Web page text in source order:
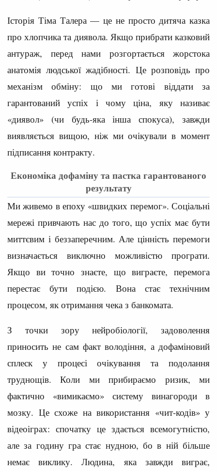
Історія Тіма Талера — це не просто дитяча казка
про хлопчика та диявола. Якщо прибрати казковий
антураж, перед нами розгортається жорстока
анатомія людської жадібності. Це розповідь про
механізм обміну: що ми готові віддати за
гарантований успіх і чому ціна, яку називає
«диявол» (чи будь-яка інша спокуса), завжди
виявляється вищою, ніж ми очікували в момент
підписання контракту.
Економіка дофаміну та пастка гарантованого
результату
Ми живемо в епоху «швидких перемог». Соціальні
мережі привчають нас до того, що успіх має бути
миттєвим і беззаперечним. Але цінність перемоги
визначається виключно можливістю програти.
Якщо ви точно знаєте, що виграєте, перемога
перестає бути подією. Вона стає технічним
процесом, як отримання чека з банкомата.
З точки зору нейробіології, задоволення
приносить не сам факт володіння, а дофаміновий
сплеск у процесі очікування та подолання
труднощів. Коли ми прибираємо ризик, ми
фактично «вимикаємо» систему винагороди в
мозку. Це схоже на використання «чит-кодів» у
відеоіграх: спочатку це здається всемогутністю,
але за годину гра стає нудною, бо в ній більше
немає виклику. Людина, яка завжди виграє,